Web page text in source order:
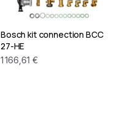
Bosch kit connection BCC
27-HE
1 166,61 €